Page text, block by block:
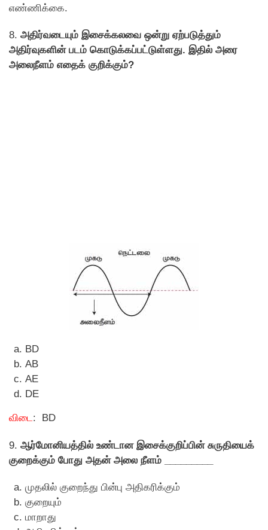
எண்ணிக்கை.
8. அதிர்வடையும் இசைக்கலவை ஒன்று ஏற்படுத்தும்
அதிர்வுகளின் படம் கொடுக்கப்பட்டுள்ளது. இதில் அரை
அலைநீளம் எதைக் குறிக்கும்?
BD
AB
AE
DE
விடை: BD
9. ஆர்மோனியத்தில் உண்டான இசைக்குறிப்பின் சுருதியைக்
குறைக்கும் போது அதன் அலை நீளம் _________
முதலில் குறைந்து பின்பு அதிகரிக்கும்
குறையும்
மாறாது